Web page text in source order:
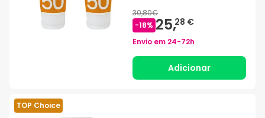
30,80€
-18% 25,28 €
Envio em 24-72h
Adicionar
TOP Choice